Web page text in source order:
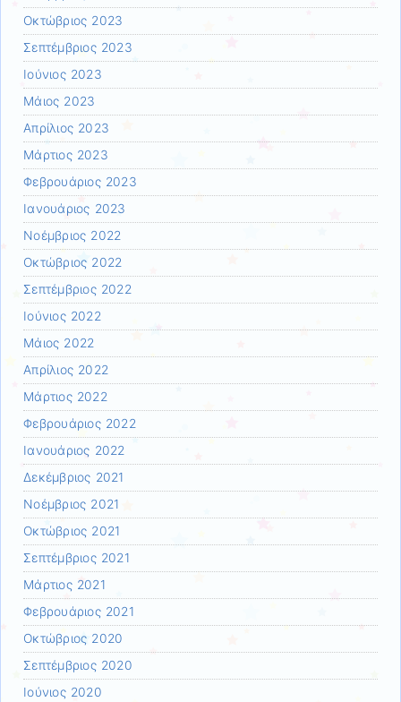
Οκτώβριος 2023
Σεπτέμβριος 2023
Ιούνιος 2023
Μάιος 2023
Απρίλιος 2023
Μάρτιος 2023
Φεβρουάριος 2023
Ιανουάριος 2023
Νοέμβριος 2022
Οκτώβριος 2022
Σεπτέμβριος 2022
Ιούνιος 2022
Μάιος 2022
Απρίλιος 2022
Μάρτιος 2022
Φεβρουάριος 2022
Ιανουάριος 2022
Δεκέμβριος 2021
Νοέμβριος 2021
Οκτώβριος 2021
Σεπτέμβριος 2021
Μάρτιος 2021
Φεβρουάριος 2021
Οκτώβριος 2020
Σεπτέμβριος 2020
Ιούνιος 2020